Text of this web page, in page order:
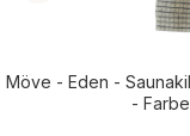
Möve - Eden -
-